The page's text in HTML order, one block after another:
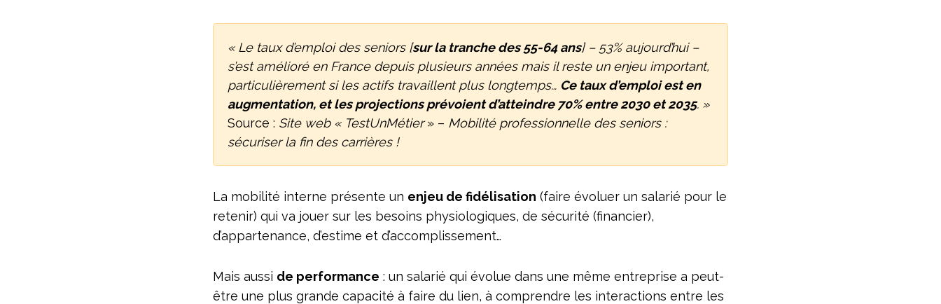
« Le taux d’emploi des seniors [sur la tranche des 55-64 ans] – 53% aujourd’hui –
s’est amélioré en France depuis plusieurs années mais il reste un enjeu important,
particulièrement si les actifs travaillent plus longtemps… Ce taux d’emploi est en
augmentation, et les projections prévoient d’atteindre 70% entre 2030 et 2035. »
Source : Site web « TestUnMétier» – Mobilité professionnelle des seniors :
sécuriser la fin des carrières !
La mobilité interne présente un enjeu de fidélisation (faire évoluer un salarié pour le
retenir) qui va jouer sur les besoins physiologiques, de sécurité (financier),
d’appartenance, d’estime et d’accomplissement…
Mais aussi de performance : un salarié qui évolue dans une même entreprise a peut-
être une plus grande capacité à faire du lien, à comprendre les interactions entre les